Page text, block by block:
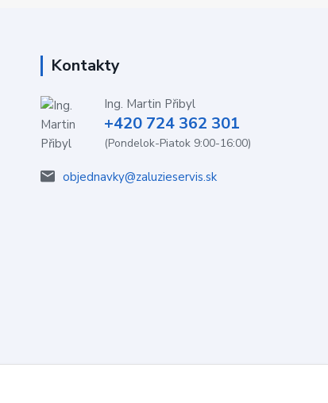
Kontakty
Ing. Martin Přibyl
+420 724 362 301
(Pondelok-Piatok 9:00-16:00)
objednavky@zaluzieservis.sk